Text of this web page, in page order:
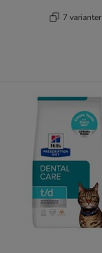
7 varianter